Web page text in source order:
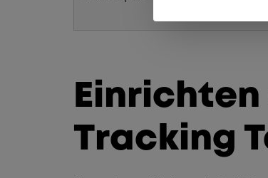
Tracking